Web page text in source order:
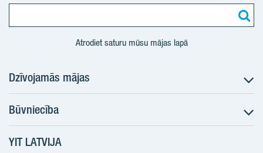
Atrodiet saturu mūsu mājas lapā
Dzīvojamās mājas
Meklēt dzīvokli
Nākotnes projekti
Pārdošanas informācija
Būvniecība
Būvniecība
YIT LATVIJA